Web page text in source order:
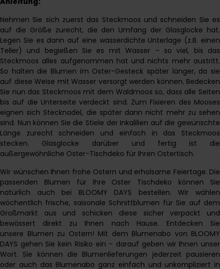
Nehmen Sie sich zuerst das Steckmoos und schneiden Sie es
auf die Größe zurecht, die den Umfang der Glasglocke hat.
Legen Sie es dann auf eine wasserdichte Unterlage (z.B. einen
Teller) und begießen Sie es mit Wasser – so viel, bis das
Steckmoos alles aufgenommen hat und nichts mehr austritt.
So halten die Blumen im Oster-Gesteck später länger, da sie
auf diese Weise mit Wasser versorgt werden können. Bedecken
Sie nun das Steckmoos mit dem Waldmoos so, dass alle Seiten
bis auf die Unterseite verdeckt sind. Zum Fixieren des Mooses
eignen sich Stecknadel, die später dann nicht mehr zu sehen
sind. Nun können Sie die Stiele der Inkalilien auf die gewünschte
Länge zurecht schneiden und einfach in das Steckmoos
stecken. Glasglocke darüber und fertig ist die
außergewöhnliche Oster-Tischdeko für Ihren Ostertisch.
Wir wünschen Ihnen frohe Ostern und erholsame Feiertage. Die
passenden Blumen für Ihre Oster Tischdeko können Sie
natürlich auch bei BLOOMY DAYS bestellen. Wir wählen
wöchentlich frische, saisonale Schnittblumen für Sie auf dem
Großmarkt aus und schicken diese sicher verpackt und
bewässert direkt zu Ihnen nach Hause. Entdecken Sie
unsere Blumen zu Ostern! Mit dem Blumenabo von BLOOMY
DAYS gehen Sie kein Risiko ein – darauf geben wir Ihnen unser
Wort. Sie können die Blumenlieferungen jederzeit pausieren
oder auch das Blumenabo ganz einfach und unkompliziert in